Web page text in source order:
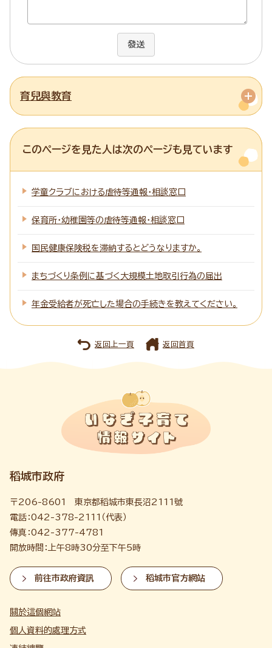
發送
育兒與教育
このページを見た人は次のページも見ています
学童クラブにおける虐待等通報・相談窓口
保育所・幼稚園等の虐待等通報・相談窓口
国民健康保険税を滞納するとどうなりますか。
まちづくり条例に基づく大規模土地取引行為の届出
年金受給者が死亡した場合の手続きを教えてください。
返回上一頁 返回首頁
稻城市政府
〒206-8601 東京都稻城市東長沼2111號
電話：042-378-2111（代表）
傳真：042-377-4781
開放時間：上午8時30分至下午5時
前往市政府資訊 稻城市官方網站
關於這個網站
個人資料的處理方式